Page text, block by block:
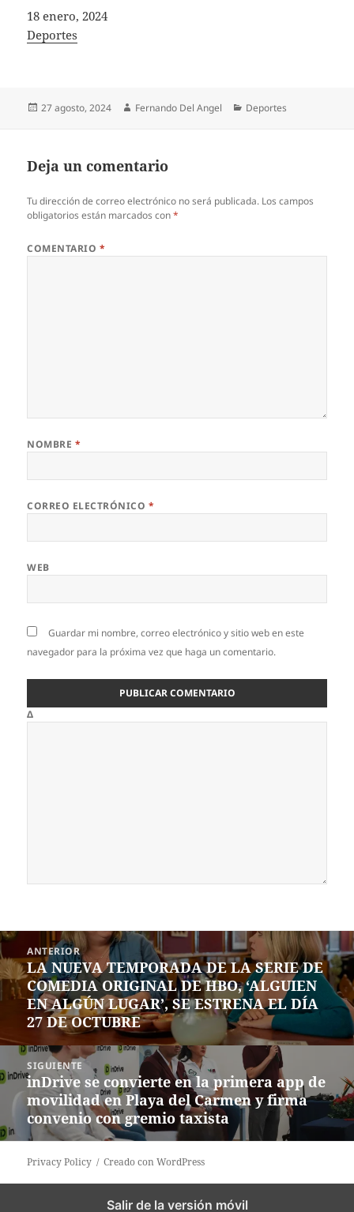
Fecha
18 enero, 2024
In relation to
Deportes
Publicado
27 agosto, 2024 Autor
Fernando Del Angel Categorías
Deportes
Deja un comentario
Tu dirección de correo electrónico no será publicada. Los campos
obligatorios están marcados con*
COMENTARIO *
NOMBRE *
CORREO ELECTRÓNICO *
WEB
Guardar mi nombre, correo electrónico y sitio web en este
navegador para la próxima vez que haga un comentario.
Δ
Navegación
de
entradas
ANTERIOR
Entrada
anterior:
LA NUEVA TEMPORADA DE LA SERIE DE
COMEDIA ORIGINAL DE HBO, ‘ALGUIEN
EN ALGÚN LUGAR’, SE ESTRENA EL DÍA
27 DE OCTUBRE
SIGUIENTE
Siguiente
entrada:
inDrive se convierte en la primera app de
movilidad en Playa del Carmen y firma
convenio con gremio taxista
Privacy Policy Creado con WordPress
Salir de la versión móvil